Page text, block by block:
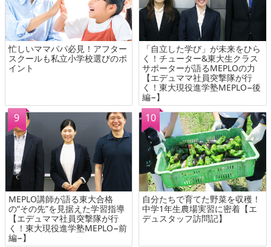
忙しいママパパ必見！アフター
スクールも私立小学校選びのポ
イント
「自立した学び」が未来をひら
く！チューター&東大生クラス
サポーターが語るMEPLOの力
【エデュママ社員突撃隊が行
く！東大現役進学塾MEPLO−後
編−】
MEPLO講師が語る東大合格
の“その先”を見据えた学習指導
【エデュママ社員突撃隊が行
く！東大現役進学塾MEPLO−前
編−】
自分たちで育てた野菜を収穫！
中学1年生農場実習に密着【エ
デュスタッフ訪問記】